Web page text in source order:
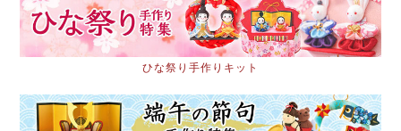
ひな祭り手作りキット